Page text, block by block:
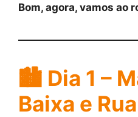
Bom, agora, vamos ao
🏙️ Dia 1 –
Baixa e